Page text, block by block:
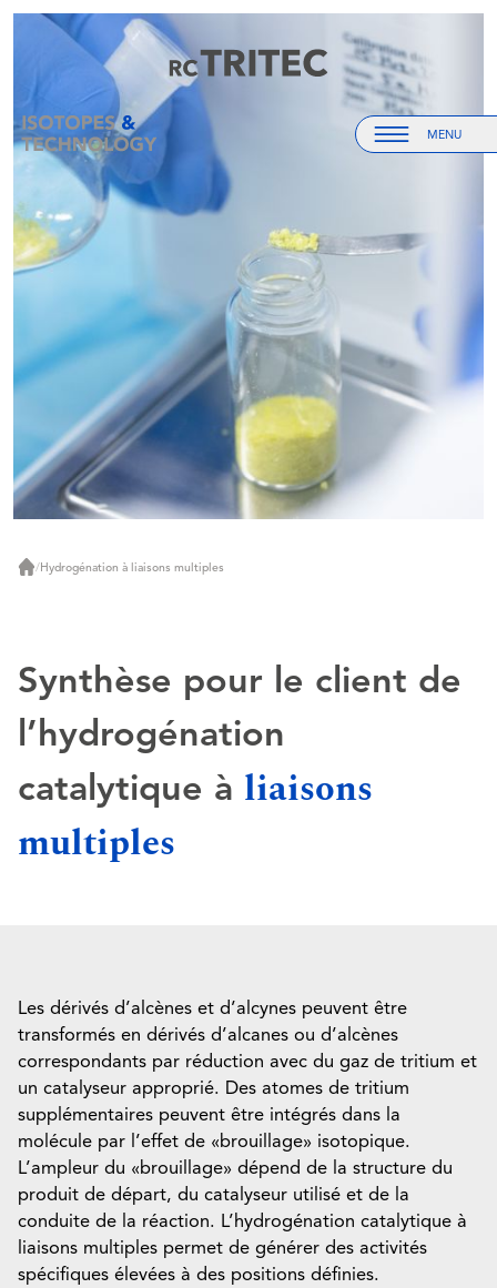
Accueil
Accueil
Menu
MENU
Accueil
/ Hydrogénation à liaisons multiples
Synthèse pour le client de
l’hydrogénation
catalytique à liaisons
multiples
Les dérivés d’alcènes et d’alcynes peuvent être
transformés en dérivés d’alcanes ou d’alcènes
correspondants par réduction avec du gaz de tritium et
un catalyseur approprié. Des atomes de tritium
supplémentaires peuvent être intégrés dans la
molécule par l’effet de «brouillage» isotopique.
L’ampleur du «brouillage» dépend de la structure du
produit de départ, du catalyseur utilisé et de la
conduite de la réaction. L’hydrogénation catalytique à
liaisons multiples permet de générer des activités
spécifiques élevées à des positions définies.